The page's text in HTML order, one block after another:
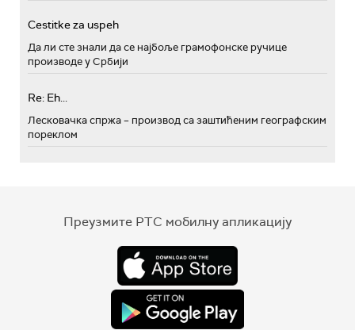
Cestitke za uspeh
Да ли сте знали да се најбоље грамофонске ручице
производе у Србији
Re: Eh...
Лесковачка спржа – производ са заштићеним географским
пореклом
Преузмите РТС мобилну апликацију